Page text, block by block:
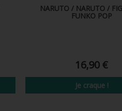
NARUTO / NARUTO /
FUNKO POP
16,90 €
Je craque !